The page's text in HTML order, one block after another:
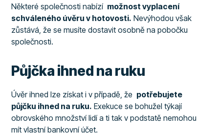
Některé společnosti nabízí možnost vyplacení
schváleného úvěru v hotovosti. Nevýhodou však
zůstává, že se musíte dostavit osobně na pobočku
společnosti.
Půjčka ihned na ruku
Úvěr ihned lze získat i v případě, že potřebujete
půjčku ihned na ruku. Exekuce se bohužel týkají
obrovského množství lidí a ti tak v podstatě nemohou
mít vlastní bankovní účet.